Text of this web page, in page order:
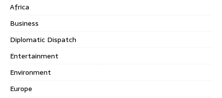
Africa
Business
Diplomatic Dispatch
Entertainment
Environment
Europe